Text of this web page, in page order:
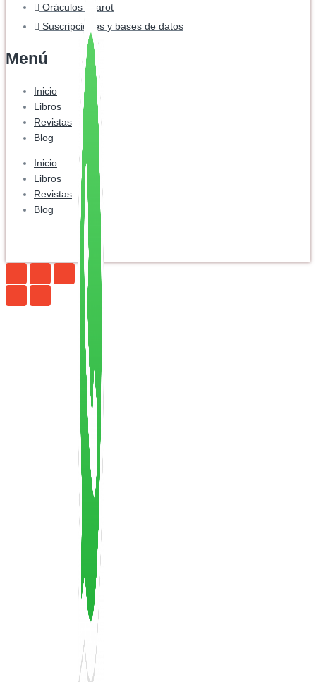
Oráculos y tarot
Suscripciones y bases de datos
Menú
Inicio
Libros
Revistas
Blog
Inicio
Libros
Revistas
Blog